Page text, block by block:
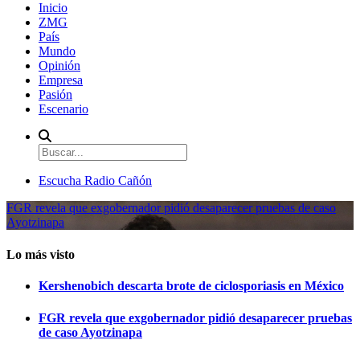
Inicio
ZMG
País
Mundo
Opinión
Empresa
Pasión
Escenario
Escucha Radio Cañón
FGR revela que exgobernador pidió desaparecer pruebas de caso
Ayotzinapa
Lo más visto
Kershenobich descarta brote de ciclosporiasis en México
FGR revela que exgobernador pidió desaparecer pruebas
de caso Ayotzinapa